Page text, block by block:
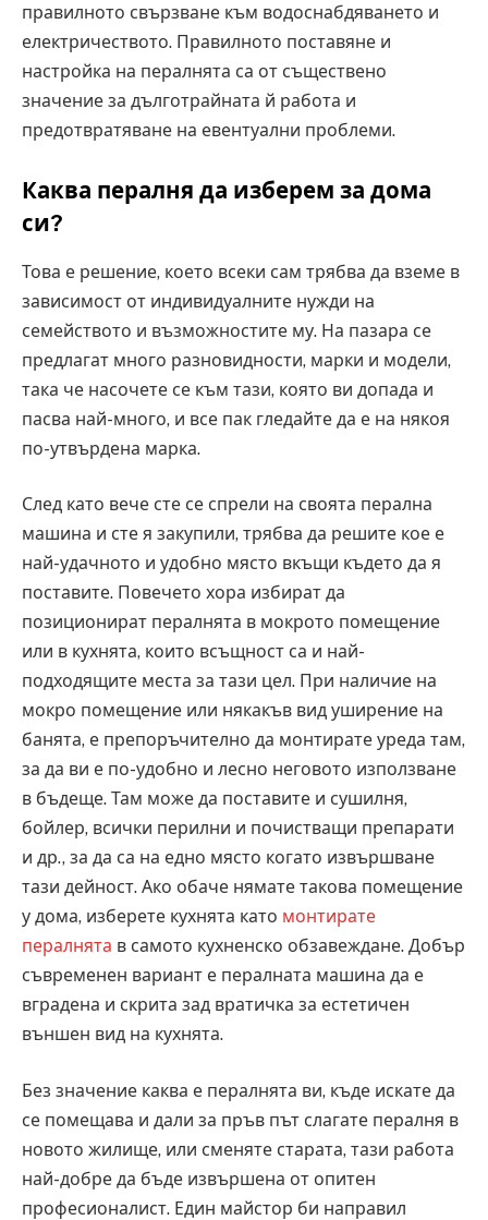
правилното свързване към водоснабдяването и
електричеството. Правилното поставяне и
настройка на пералнята са от съществено
значение за дълготрайната й работа и
предотвратяване на евентуални проблеми.
Каква пералня да изберем за дома
си?
Това е решение, което всеки сам трябва да вземе в
зависимост от индивидуалните нужди на
семейството и възможностите му. На пазара се
предлагат много разновидности, марки и модели,
така че насочете се към тази, която ви допада и
пасва най-много, и все пак гледайте да е на някоя
по-утвърдена марка.
След като вече сте се спрели на своята перална
машина и сте я закупили, трябва да решите кое е
най-удачното и удобно място вкъщи където да я
поставите. Повечето хора избират да
позиционират пералнята в мокрото помещение
или в кухнята, които всъщност са и най-
подходящите места за тази цел. При наличие на
мокро помещение или някакъв вид уширение на
банята, е препоръчително да монтирате уреда там,
за да ви е по-удобно и лесно неговото използване
в бъдеще. Там може да поставите и сушилня,
бойлер, всички перилни и почистващи препарати
и др., за да са на едно място когато извършване
тази дейност. Ако обаче нямате такова помещение
у дома, изберете кухнята като монтирате
пералнята в самото кухненско обзавеждане. Добър
съвременен вариант е пералната машина да е
вградена и скрита зад вратичка за естетичен
външен вид на кухнята.
Без значение каква е пералнята ви, къде искате да
се помещава и дали за пръв път слагате пералня в
новото жилище, или сменяте старата, тази работа
най-добре да бъде извършена от опитен
професионалист. Един майстор би направил